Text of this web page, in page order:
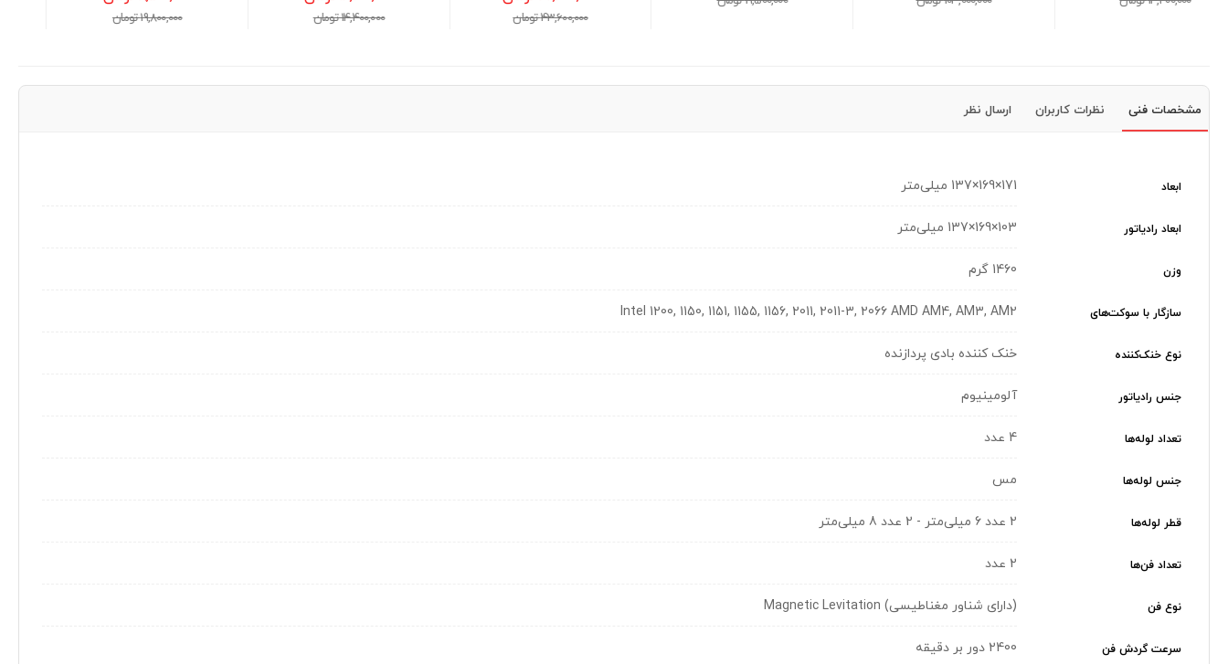
14,400,000 تومان 19,800,000 تومان 132,000,000 تومان
مشخصات فنی نظرات کاربران ارسال نظر
ابعاد 171×169×137 میلی‌متر
ابعاد رادیاتور 103×169×137 میلی‌متر
وزن 1460 گرم
سازگار با سوکت‌های Intel 1200, 1150, 1151, 1155, 1156, 2011, 2011-3, 2066 AMD AM4, AM3, AM2
نوع خنک‌کننده خنک کننده بادی پردازنده
جنس رادیاتور آلومینیوم
تعداد لوله‌ها 4 عدد
جنس لوله‌ها مس
قطر لوله‌ها 2 عدد 6 میلی‌متر - 2 عدد 8 میلی‌متر
تعداد فن‌ها 2 عدد
نوع فن (دارای شناور مغناطیسی) Magnetic Levitation
سرعت گردش فن 2400 دور بر دقیقه